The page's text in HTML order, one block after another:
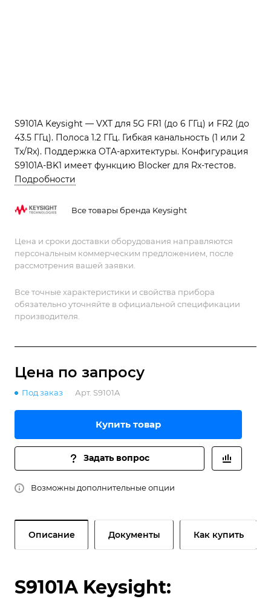
S9101A Keysight — VXT для 5G FR1 (до 6 ГГц) и FR2 (до
43.5 ГГц). Полоса 1.2 ГГц. Гибкая канальность (1 или 2
Tx/Rx). Поддержка OTA-архитектуры. Конфигурация
S9101A-BK1 имеет функцию Blocker для Rx-тестов.
Подробности
Все товары бренда Keysight
Цена и сроки доставки оборудования направляются
персональным коммерческим предложением, после
рассмотрения вашей заявки.
Все точные характеристики и свойства прибора
обязательно уточняйте в официальной спецификации
производителя.
Цена по запросу
Под заказ Арт. S9101A
Купить товар
Задать вопрос
Возможны дополнительные опции
Описание Документы Как купить
S9101A Keysight: